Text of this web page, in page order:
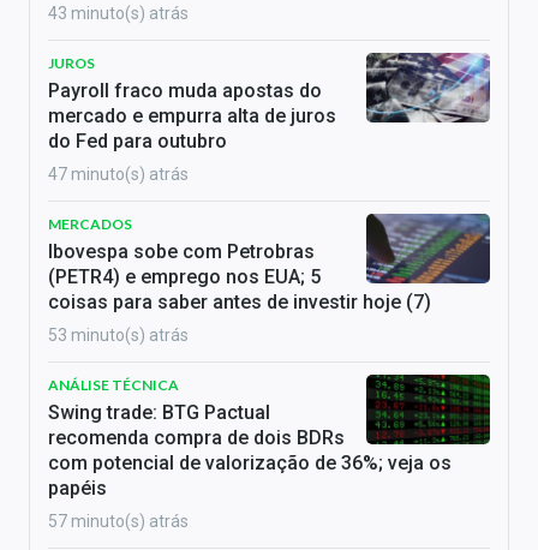
43 minuto(s) atrás
JUROS
Payroll fraco muda apostas do
mercado e empurra alta de juros
do Fed para outubro
47 minuto(s) atrás
MERCADOS
Ibovespa sobe com Petrobras
(PETR4) e emprego nos EUA; 5
coisas para saber antes de investir hoje (7)
53 minuto(s) atrás
ANÁLISE TÉCNICA
Swing trade: BTG Pactual
recomenda compra de dois BDRs
com potencial de valorização de 36%; veja os
papéis
57 minuto(s) atrás